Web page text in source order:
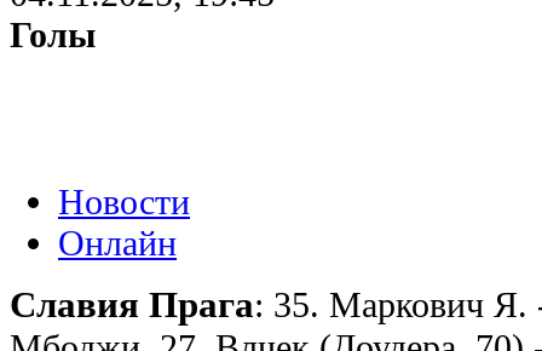
Голы
Новости
Онлайн
Славия Прага: 35. Маркович Я.